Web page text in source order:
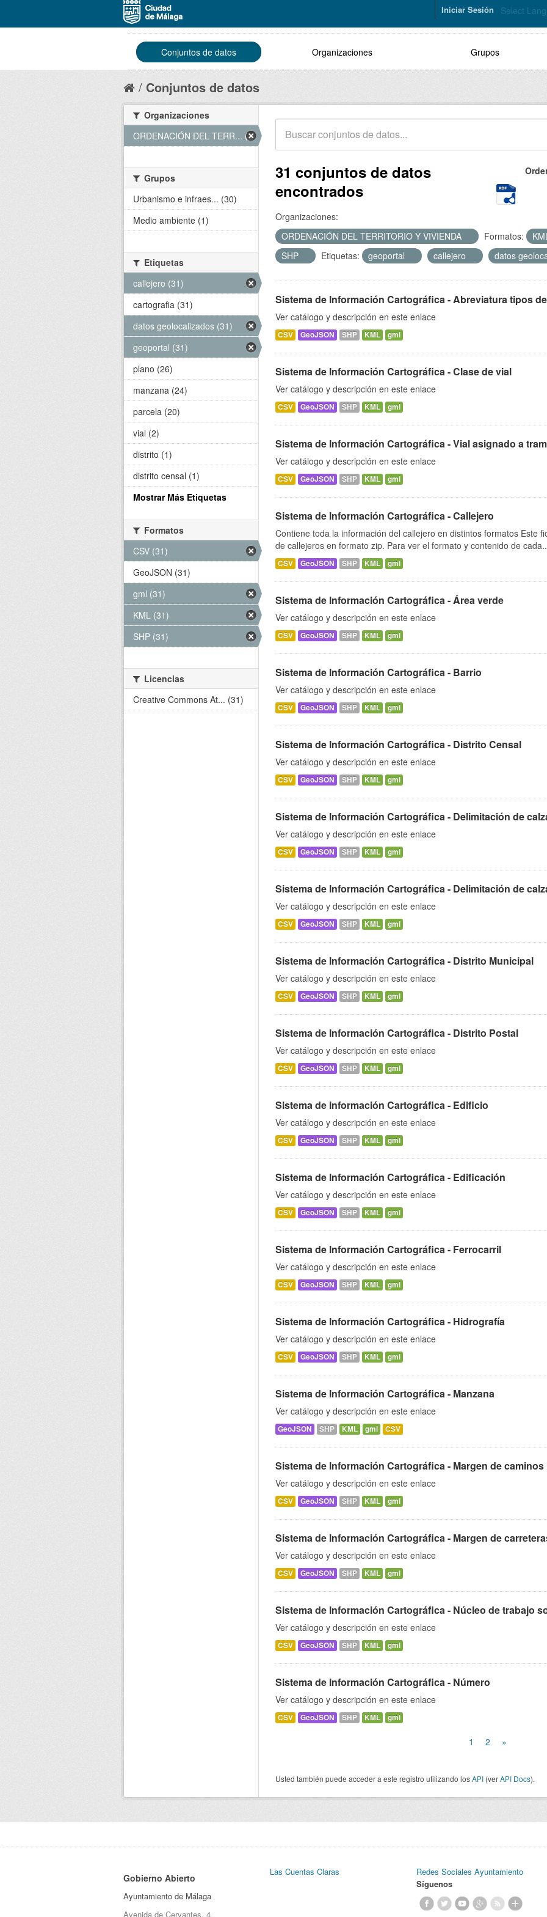
Select
Iniciar Sesión
Conjuntos de datos Organizaciones Grupos
Conjuntos de datos
31 conjuntos de datos
encontrados
Organizaciones:
ORDENACIÓN DEL TERRITORIO Y VIVIENDA
Formatos:
SHP
Etiquetas: geoportal callejero datos
Sistema de Información Cartográfica - Abreviatura tipos
Ver catálogo y descripción en este enlace
CSV GeoJSON SHP KML gml
Sistema de Información Cartográfica - Clase de vial
Ver catálogo y descripción en este enlace
CSV GeoJSON SHP KML gml
Sistema de Información Cartográfica - Vial asignado a
Ver catálogo y descripción en este enlace
CSV GeoJSON SHP KML gml
Sistema de Información Cartográfica - Callejero
Contiene toda la información del callejero en distintos formatos Este
de callejeros en formato zip. Para ver el formato y contenido de
CSV GeoJSON SHP KML gml
Sistema de Información Cartográfica - Área verde
Ver catálogo y descripción en este enlace
CSV GeoJSON SHP KML gml
Sistema de Información Cartográfica - Barrio
Ver catálogo y descripción en este enlace
CSV GeoJSON SHP KML gml
Sistema de Información Cartográfica - Distrito Censal
Ver catálogo y descripción en este enlace
CSV GeoJSON SHP KML gml
Sistema de Información Cartográfica - Delimitación de
Ver catálogo y descripción en este enlace
CSV GeoJSON SHP KML gml
Sistema de Información Cartográfica - Delimitación de
Ver catálogo y descripción en este enlace
CSV GeoJSON SHP KML gml
Sistema de Información Cartográfica - Distrito Municipal
Ver catálogo y descripción en este enlace
CSV GeoJSON SHP KML gml
Sistema de Información Cartográfica - Distrito Postal
Ver catálogo y descripción en este enlace
CSV GeoJSON SHP KML gml
Sistema de Información Cartográfica - Edificio
Ver catálogo y descripción en este enlace
CSV GeoJSON SHP KML gml
Sistema de Información Cartográfica - Edificación
Ver catálogo y descripción en este enlace
CSV GeoJSON SHP KML gml
Sistema de Información Cartográfica - Ferrocarril
Ver catálogo y descripción en este enlace
CSV GeoJSON SHP KML gml
Sistema de Información Cartográfica - Hidrografía
Ver catálogo y descripción en este enlace
CSV GeoJSON SHP KML gml
Sistema de Información Cartográfica - Manzana
Ver catálogo y descripción en este enlace
GeoJSON SHP KML gml CSV
Sistema de Información Cartográfica - Margen de
Ver catálogo y descripción en este enlace
CSV GeoJSON SHP KML gml
Sistema de Información Cartográfica - Margen de
Ver catálogo y descripción en este enlace
CSV GeoJSON SHP KML gml
Sistema de Información Cartográfica - Núcleo de trabajo
Ver catálogo y descripción en este enlace
CSV GeoJSON SHP KML gml
Sistema de Información Cartográfica - Número
Ver catálogo y descripción en este enlace
CSV GeoJSON SHP KML gml
1 2 »
Usted también puede acceder a este registro utilizando losAPI (verAPI Docs).
Organizaciones
ORDENACIÓN DEL TERR... (31)
Grupos
Urbanismo e infraes... (30)
Medio ambiente (1)
Etiquetas
callejero (31)
cartografia (31)
datos geolocalizados (31)
geoportal (31)
plano (26)
manzana (24)
parcela (20)
vial (2)
distrito (1)
distrito censal (1)
Mostrar Más Etiquetas
Formatos
CSV (31)
GeoJSON (31)
gml (31)
KML (31)
SHP (31)
Licencias
Creative Commons At... (31)
Gobierno Abierto
Ayuntamiento de Málaga
Avenida de Cervantes, 4
Las Cuentas Claras
Redes Sociales Ayuntamiento
Síguenos